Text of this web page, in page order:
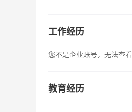
工作经历
您不是企业账号，无法查看
教育经历